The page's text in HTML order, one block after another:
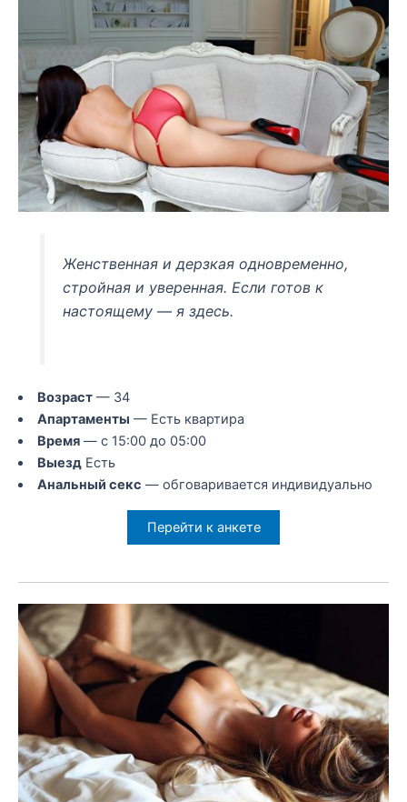
Женственная и дерзкая одновременно,
стройная и уверенная. Если готов к
настоящему — я здесь.
Возраст— 34
Апартаменты — Есть квартира
Время— с 15:00 до 05:00
ВыездЕсть
Анальный секс — обговаривается индивидуально
Перейти к анкете